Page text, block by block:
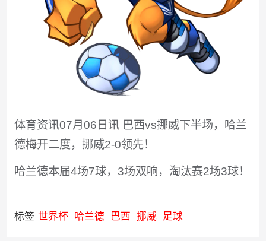
体育资讯07月06日讯 巴西vs挪威下半场，哈兰
德梅开二度，挪威2-0领先！
哈兰德本届4场7球，3场双响，淘汰赛2场3球！
标签 世界杯 哈兰德 巴西 挪威 足球